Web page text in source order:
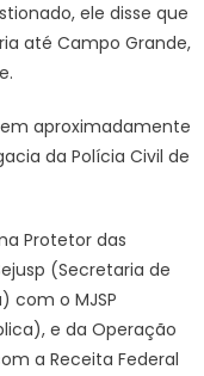
ele disse que
até Campo Grande,
aproximadamente
da Polícia Civil de
Protetor das
(Secretaria de
com o MJSP
e da Operação
a Receita Federal